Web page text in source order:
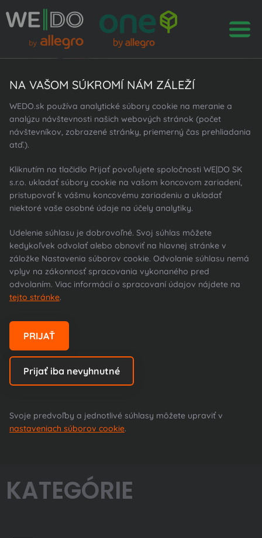
Kontakt
WE DOČASTÉ OTÁZKY
DOSŤ OTÁZOK
DOPODROBNA
Prezrite si často kladené otázky a odpovede.
KATEGÓRIE
NA VAŠOM SÚKROMÍ NÁM ZÁLEŽÍ
WEDO.sk používa analytické súbory cookie na meranie a
analýzu návštevnosti našich webových stránok (počet
návštevníkov, zobrazené stránky, priemerný čas prehliadania
atď.).
Kliknutím na tlačidlo Prijať povoľujete spoločnosti WE|DO SK
s.r.o. ukladať súbory cookie na vašom koncovom zariadení,
pristupovať k vášmu koncovému zariadeniu a ukladať
niektoré vaše osobné údaje na účely analytiky.
Udelenie súhlasu je dobrovoľné. Svoj súhlas môžete
kedykoľvek odvolať alebo obnoviť na hlavnej stránke v
záložke Nastavenia súborov cookie. Odvolanie súhlasu nemá
vplyv na zákonnosť spracovania vykonaného pred
odvolaním. Viac informácií o spracovaní údajov nájdete na
tejto stránke.
PRIJAŤ
Prijať iba nevyhnutné
Svoje predvoľby a jednotlivé súhlasy môžete upraviť v
nastaveniach súborov cookie.